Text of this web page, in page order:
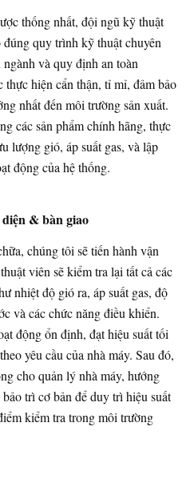
thống nhất, đội ngũ kỹ thuật
đúng quy trình kỹ thuật chuyên
và quy định an toàn
thực hiện cẩn thận, tỉ mỉ, đảm bảo
nhất đến môi trường sản xuất.
các sản phẩm chính hãng, thực
lượng gió, áp suất gas, và lập
động của hệ thống.
& bàn giao
chúng tôi sẽ tiến hành vận
viên sẽ kiểm tra lại tất cả các
nhiệt độ gió ra, áp suất gas, độ
và các chức năng điều khiển.
động ổn định, đạt hiệu suất tối
yêu cầu của nhà máy. Sau đó,
cho quản lý nhà máy, hướng
trì cơ bản để duy trì hiệu suất
kiểm tra trong môi trường